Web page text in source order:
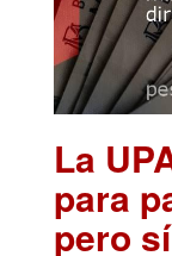
La
para
pero